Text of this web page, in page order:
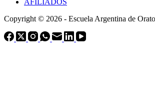
AFILIADOS
Copyright © 2026 - Escuela Argentina de